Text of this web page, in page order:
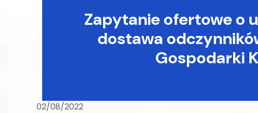
Zapytanie ofertowe o
dostawa
Gospodarki
02/08/2022